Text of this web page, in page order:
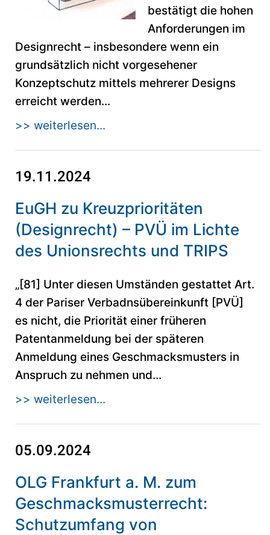
bestätigt die hohen
Anforderungen im
Designrecht – insbesondere wenn ein
grundsätzlich nicht vorgesehener
Konzeptschutz mittels mehrerer Designs
erreicht werden...
>> weiterlesen...
19.11.2024
EuGH zu Kreuzprioritäten
(Designrecht) – PVÜ im Lichte
des Unionsrechts und TRIPS
„[81] Unter diesen Umständen gestattet Art.
4 der Pariser Verbadnsübereinkunft [PVÜ]
es nicht, die Priorität einer früheren
Patentanmeldung bei der späteren
Anmeldung eines Geschmacksmusters in
Anspruch zu nehmen und...
>> weiterlesen...
05.09.2024
OLG Frankfurt a. M. zum
Geschmacksmusterrecht:
Schutzumfang von